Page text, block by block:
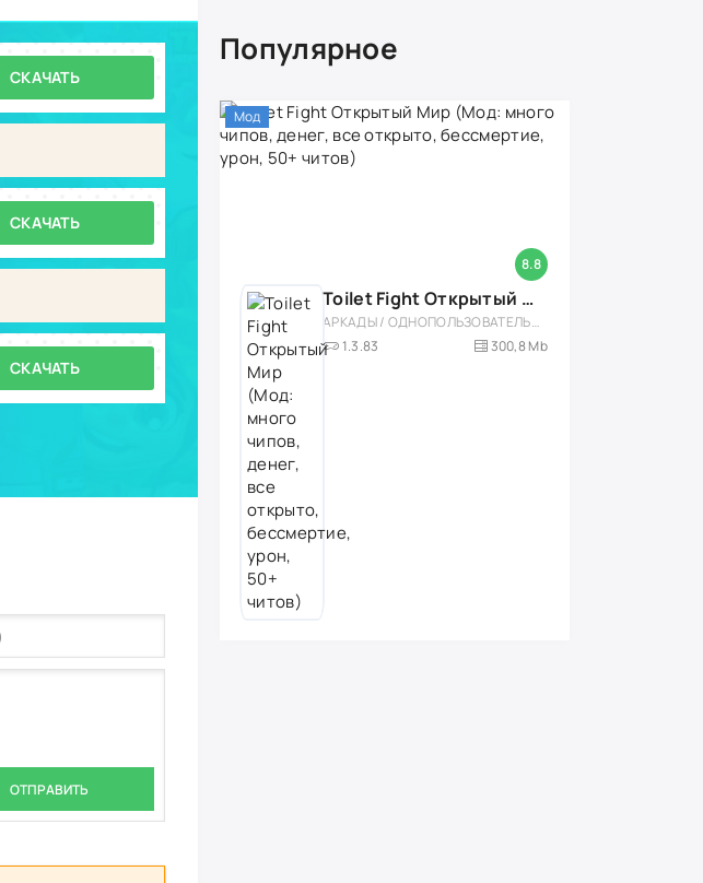
СКАЧАТЬ
СКАЧАТЬ
СКАЧАТЬ
ОТПРАВИТЬ
Популярное
8.8
Мод
Toilet Fight Открытый Мир (Мод: много чипов, денег, все открыто, бессмертие, урон, 50+ читов)
АРКАДЫ / ОДНОПОЛЬЗОВАТЕЛЬСКИЕ / ОФЛАЙН / МОД / РОЛЕВЫЕ / ШУТЕРЫ / ОТКРЫТЫЙ МИР / ВСТРОЕННЫЙ КЕШ / 3D / ЭКШЕНЫ / ТУАЛЕТНЫЕ ВОЙНЫ / ДЛЯ ДЕТЕЙ
1.3.83
300,8 Mb